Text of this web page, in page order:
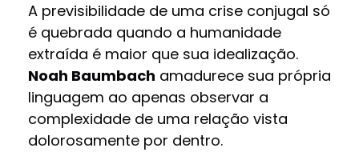
A previsibilidade de uma crise conjugal só
é quebrada quando a humanidade
extraída é maior que sua idealização.
Noah Baumbach amadurece sua própria
linguagem ao apenas observar a
complexidade de uma relação vista
dolorosamente por dentro.